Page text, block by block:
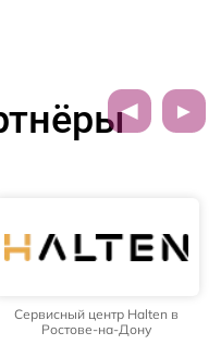
Сервисный центр Halten в
Ростове-на-Дону